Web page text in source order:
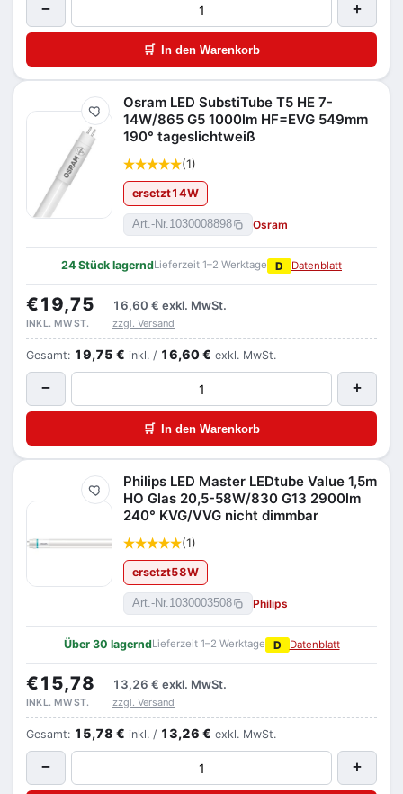
− +
🛒 In den Warenkorb
Merken
Osram LED SubstiTube T5 HE 7-
14W/865 G5 1000lm HF=EVG 549mm
190° tageslichtweiß
(1)
ersetzt14W
Art.-Nr.1030008898 Osram
24 Stück lagerndLieferzeit 1–2 Werktage D Datenblatt
€19,75 16,60 € exkl. MwSt.
INKL. MWST. zzgl. Versand
Gesamt: 19,75 € inkl. / 16,60 € exkl. MwSt.
− +
🛒 In den Warenkorb
Merken
Philips LED Master LEDtube Value 1,5m
HO Glas 20,5-58W/830 G13 2900lm
240° KVG/VVG nicht dimmbar
(1)
ersetzt58W
Art.-Nr.1030003508 Philips
Über 30 lagerndLieferzeit 1–2 Werktage D Datenblatt
€15,78 13,26 € exkl. MwSt.
INKL. MWST. zzgl. Versand
Gesamt: 15,78 € inkl. / 13,26 € exkl. MwSt.
− +